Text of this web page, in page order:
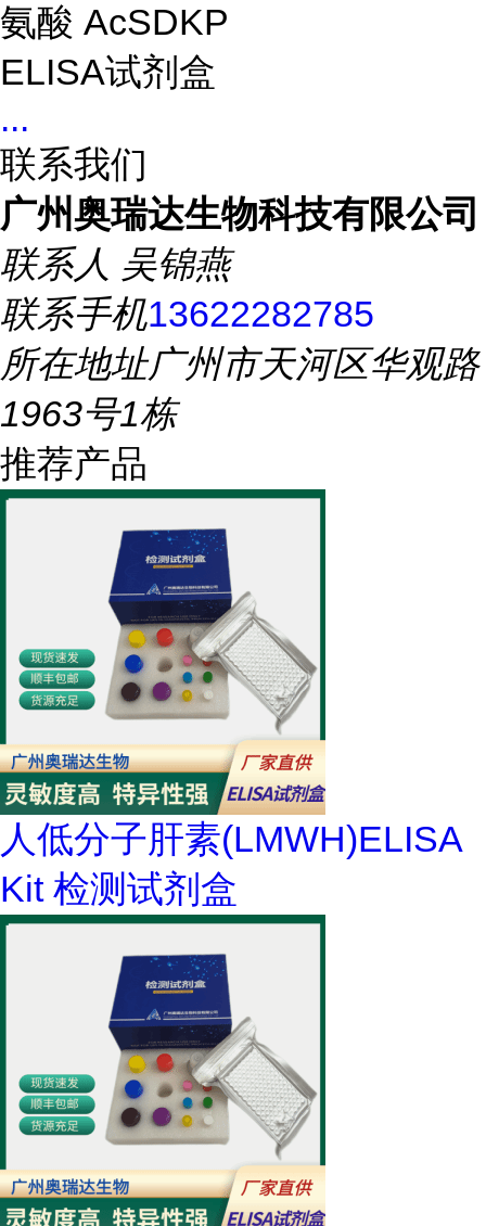
氨酸 AcSDKP
ELISA试剂盒
...
联系我们
广州奥瑞达生物科技有限公司
联系人 吴锦燕
联系手机13622282785
所在地址广州市天河区华观路
1963号1栋
推荐产品
人低分子肝素(LMWH)ELISA
Kit 检测试剂盒